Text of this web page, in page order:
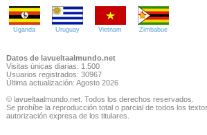
Uganda Uruguay Vietnam Zimbabue
Datos de lavueltaalmundo.net
Visitas únicas diarias: 1.500
Usuarios registrados: 30967
Última actualización: Agosto 2026
© lavueltaalmundo.net. Todos los derechos reservados.
Se prohíbe la reproducción total o parcial de todos los
autorización expresa de los titulares.